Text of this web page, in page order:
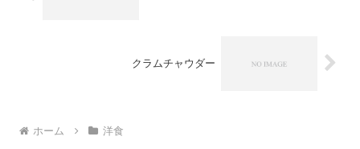
クラムチャウダー
ホーム 洋食